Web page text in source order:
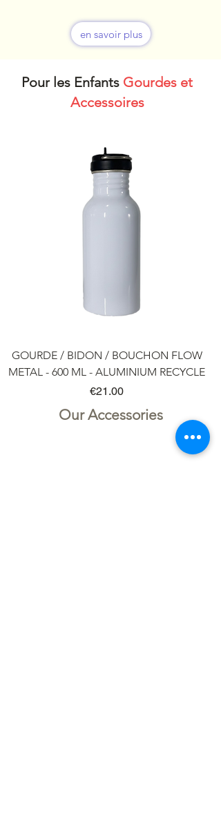
en savoir plus
Pour les Enfants Gourdes et
Accessoires
GOURDE / BIDON / BOUCHON FLOW
METAL - 600 ML - ALUMINIUM RECYCLE
Price
€21.00
Our Accessories